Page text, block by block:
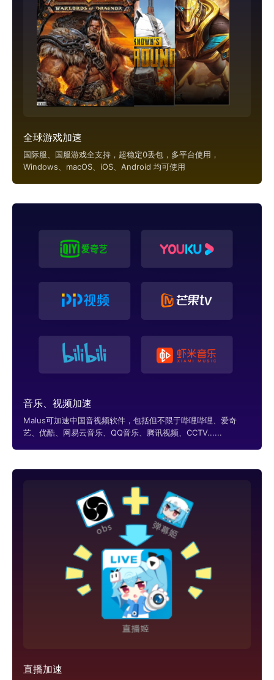
全球游戏加速
国际服、国服游戏全支持，超稳定0丢包，多平台使用，
Windows、macOS、iOS、Android 均可使用
音乐、视频加速
Malus可加速中国音视频软件，包括但不限于哔哩哔哩、爱奇
艺、优酷、网易云音乐、QQ音乐、腾讯视频、CCTV......
直播加速